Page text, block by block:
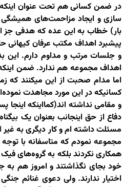
در ضمن کسانی هم تحت عنوان اینکه
سازی و ایجاد مزاحمت‌های
بار) خطاب به این عده که هدفی جز
پیشبرد اهداف مکتب عرفان کیهانی
و جلسات مرتب و مداوم دارم. این
اهداف مجموعه هم ندارد. ضمن
اما مدام صحبت از این میکنند که
کسانیکه در این مورد مجاهدت
و مقامی نداشته اند(کمااینکه
دفاع از حق اینجانب بعنوان یک
مسئلت داشته ام و کار دیگری به
مجموعه نمودم که متاسفانه با
همکاری نکردند بلکه به گروه‌های
خود بجای نگذاشتند و امروز هم به
اختیار ندارند. ولی دعوی غنائم